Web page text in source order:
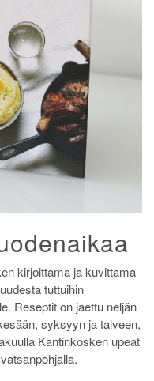
kirjoittama ja kuvittama
tuttuihin
Reseptit on jaettu neljän
syksyyn ja talveen,
Kantinkosken upeat